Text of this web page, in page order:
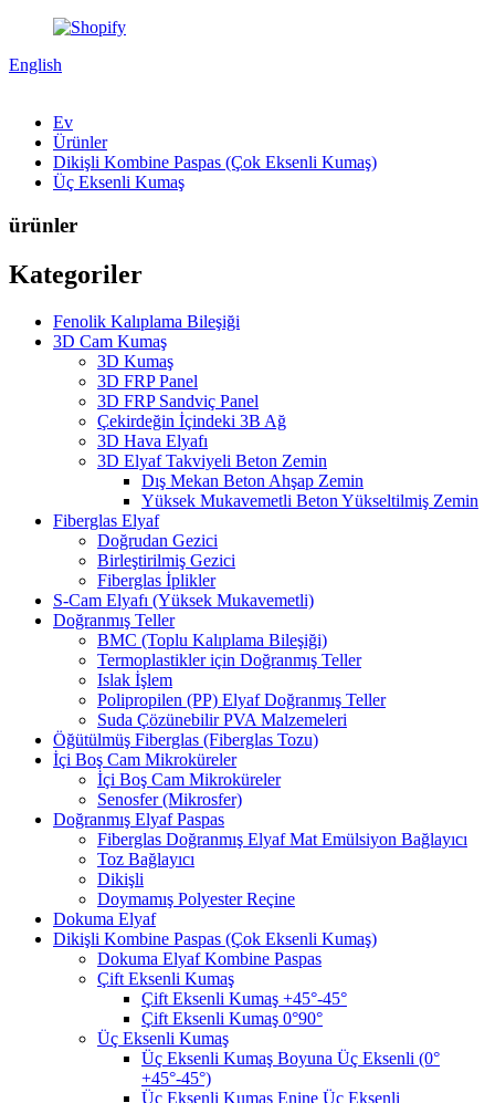
English
Ev
Ürünler
Dikişli Kombine Paspas (Çok Eksenli Kumaş)
Üç Eksenli Kumaş
ürünler
Kategoriler
Fenolik Kalıplama Bileşiği
3D Cam Kumaş
3D Kumaş
3D FRP Panel
3D FRP Sandviç Panel
Çekirdeğin İçindeki 3B Ağ
3D Hava Elyafı
3D Elyaf Takviyeli Beton Zemin
Dış Mekan Beton Ahşap Zemin
Yüksek Mukavemetli Beton Yükseltilmiş Zemin
Fiberglas Elyaf
Doğrudan Gezici
Birleştirilmiş Gezici
Fiberglas İplikler
S-Cam Elyafı (Yüksek Mukavemetli)
Doğranmış Teller
BMC (Toplu Kalıplama Bileşiği)
Termoplastikler için Doğranmış Teller
Islak İşlem
Polipropilen (PP) Elyaf Doğranmış Teller
Suda Çözünebilir PVA Malzemeleri
Öğütülmüş Fiberglas (Fiberglas Tozu)
İçi Boş Cam Mikroküreler
İçi Boş Cam Mikroküreler
Senosfer (Mikrosfer)
Doğranmış Elyaf Paspas
Fiberglas Doğranmış Elyaf Mat Emülsiyon Bağlayıcı
Toz Bağlayıcı
Dikişli
Doymamış Polyester Reçine
Dokuma Elyaf
Dikişli Kombine Paspas (Çok Eksenli Kumaş)
Dokuma Elyaf Kombine Paspas
Çift Eksenli Kumaş
Çift Eksenli Kumaş +45°-45°
Çift Eksenli Kumaş 0°90°
Üç Eksenli Kumaş
Üç Eksenli Kumaş Boyuna Üç Eksenli (0°
+45°-45°)
Üç Eksenli Kumaş Enine Üç Eksenli